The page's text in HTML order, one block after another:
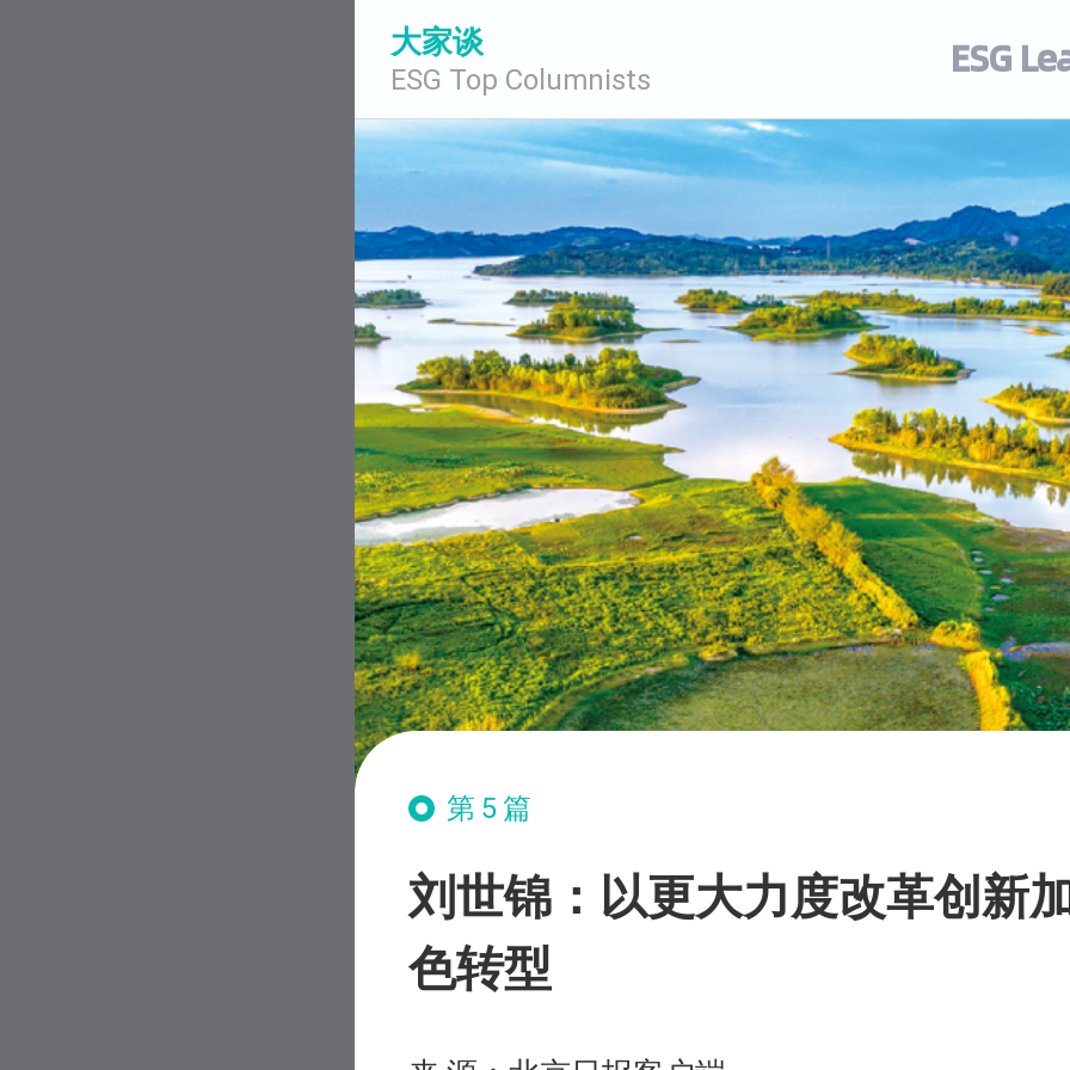
大家谈
ESG Top Columnists ESG
第5篇
刘世锦：以更大力度改革创新
色转型